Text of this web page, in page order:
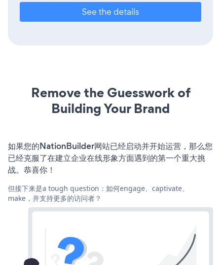
See the details
Remove the Guesswork of
Building Your Brand
如果您的NationBuilder网站已经启动并开始运营，那么您
已经克服了在建立企业在线形象方面遇到的第一个重大挑
战。恭喜你！
但接下来是a tough question：如何engage、captivate、
make，并支持更多的访问者？